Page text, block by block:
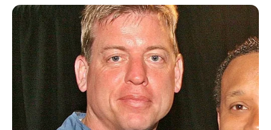
FACEBOOK KAMI